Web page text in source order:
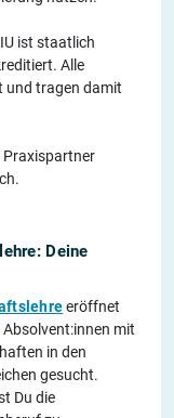
ist staatlich
Alle
und tragen damit
Praxispartner
Deine
eröffnet
Absolvent:innen mit
in den
gesucht.
Du die